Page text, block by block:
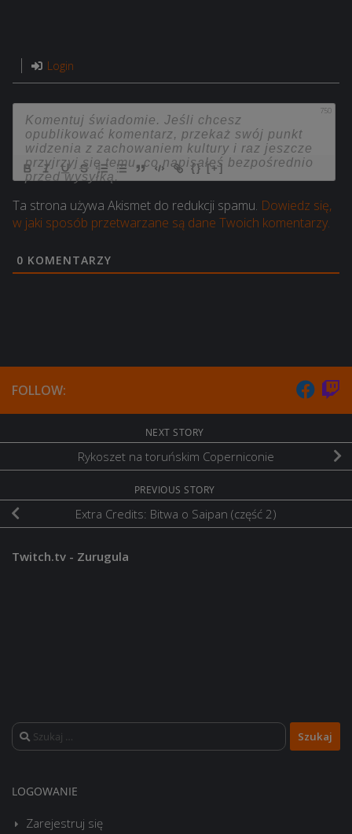
Login
750
{} [+]
Ta strona używa Akismet do redukcji spamu. Dowiedz się,
w jaki sposób przetwarzane są dane Twoich komentarzy.
0 KOMENTARZY
FOLLOW:
NEXT STORY
Rykoszet na toruńskim Coperniconie
PREVIOUS STORY
Extra Credits: Bitwa o Saipan (część 2)
Twitch.tv - Zurugula
Szukaj:
LOGOWANIE
Zarejestruj się